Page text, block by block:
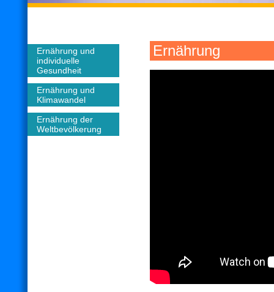
Ernährung und
individuelle
Gesundheit
Ernährung und
Klimawandel
Ernährung der
Weltbevölkerung
Ernährung